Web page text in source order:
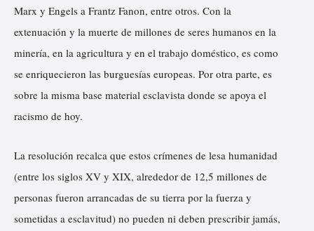
Marx y Engels a Frantz Fanon, entre otros. Con la
extenuación y la muerte de millones de seres humanos en la
minería, en la agricultura y en el trabajo doméstico, es como
se enriquecieron las burguesías europeas. Por otra parte, es
sobre la misma base material esclavista donde se apoya el
racismo de hoy.
La resolución recalca que estos crímenes de lesa humanidad
(entre los siglos XV y XIX, alrededor de 12,5 millones de
personas fueron arrancadas de su tierra por la fuerza y
sometidas a esclavitud) no pueden ni deben prescribir jamás,